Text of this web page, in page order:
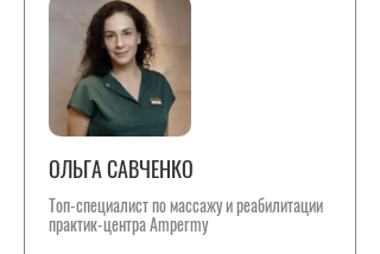
ОЛЬГА САВЧЕНКО
Топ-специалист по массажу и реабилитации
практик-центра Ampermy